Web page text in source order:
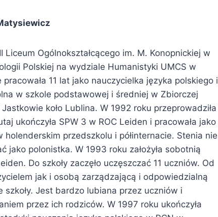
Liceum Ogólnokształcącego im. M. Konopnickiej w
Polskiej na wydziale Humanistyki UMCS w
pracowała 11 lat jako nauczycielka języka polskiego i
w szkole podstawowej i średniej w Zbiorczej
koło Lublina. W 1992 roku przeprowadziła
ukończyła SPW 3 w ROC Leiden i pracowała jako
holenderskim przedszkolu i półinternacie. Stenia nie
jako polonistka. W 1993 roku założyła sobotnią
Do szkoły zaczęło uczęszczać 11 uczniów. Od
jak i osobą zarządzającą i odpowiedzialną
szkoły. Jest bardzo lubiana przez uczniów i
przez ich rodziców. W 1997 roku ukończyła